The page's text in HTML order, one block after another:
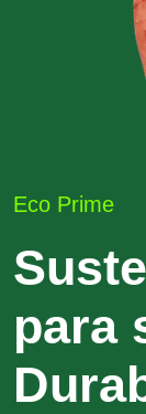
Eco Prime
para